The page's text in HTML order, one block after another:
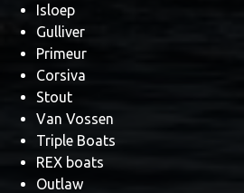
Isloep
Gulliver
Primeur
Corsiva
Stout
Van Vossen
Triple Boats
REX boats
Outlaw